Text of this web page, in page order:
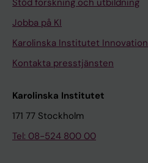
Stöd forskning och utbildning
Jobba på KI
Karolinska Institutet Innovation
Kontakta presstjänsten
Karolinska Institutet
171 77 Stockholm
Tel: 08-524 800 00